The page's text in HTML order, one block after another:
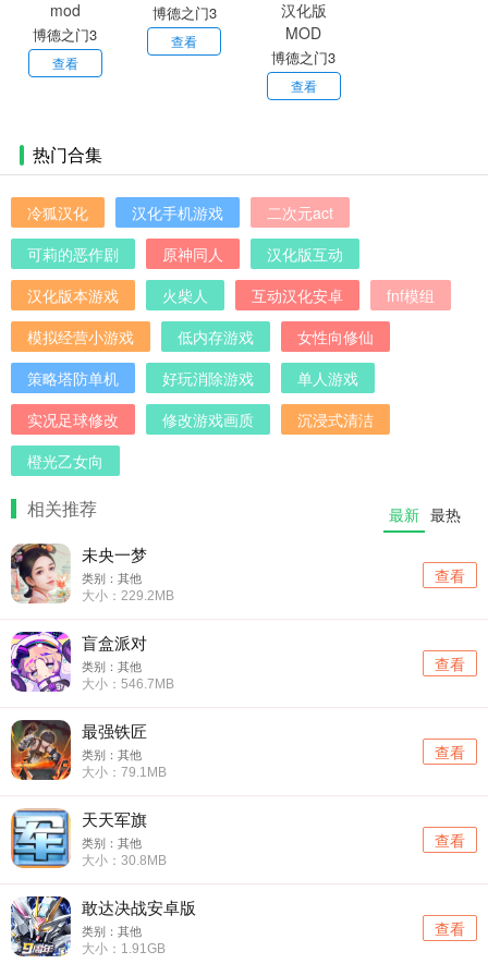
博德之门3
圣武士风暴
查看
博德之门3
自动拾取
查看
博德之门3
新职业深海
查看
热门合集
冷狐汉化 汉化手机游戏
二次元act
可莉的恶作剧
原神同人
汉化版互动
汉化版本游戏
火柴人 互动汉化安卓
fnf模组
模拟经营小游戏
低内存游戏
女性向修仙
策略塔防单机
好玩消除游戏
单人游戏
实况足球修改
修改游戏画质
沉浸式清洁
橙光乙女向
相关推荐 最新 最热
未央一梦
类别：其他
大小：229.2MB
查看
盲盒派对
类别：其他
大小：546.7MB
查看
最强铁匠
类别：其他
大小：79.1MB
查看
天天军旗
类别：其他
大小：30.8MB
查看
敢达决战安卓版
类别：其他
大小：1.91GB
查看